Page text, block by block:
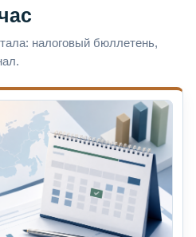
налоговый бюллетень,